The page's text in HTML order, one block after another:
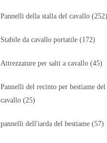
Pannelli della stalla del cavallo (252)
Stabile da cavallo portatile (172)
Attrezzature per salti a cavallo (45)
Pannelli del recinto per bestiame del
cavallo (25)
pannelli dell'iarda del bestiame (57)